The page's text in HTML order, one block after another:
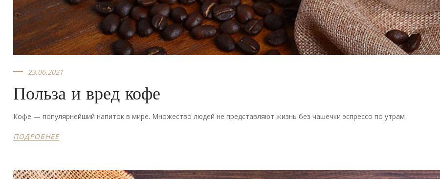
23.06.2021
Польза и вред кофе
Кофе — популярнейший напиток в мире. Множество людей не представляют жизнь без чашечки эспрессо по утрам
ПОДРОБНЕЕ